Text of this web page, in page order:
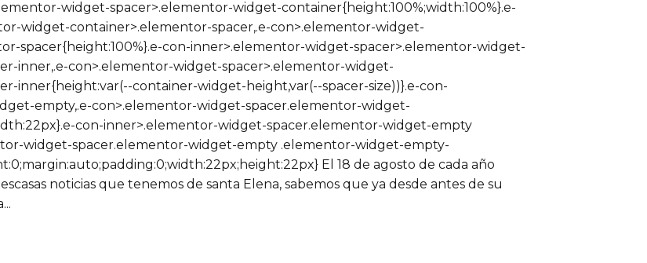
widget-spacer>.elementor-widget-container{height:100%;width:100%}.e-
widget-container>.elementor-spacer,.e-con>.elementor-widget-
spacer{height:100%}.e-con-inner>.elementor-widget-spacer>.elementor-widget-
inner,.e-con>.elementor-widget-spacer>.elementor-widget-
inner{height:var(--container-widget-height,var(--spacer-size))}.e-con-
empty,.e-con>.elementor-widget-spacer.elementor-widget-
con-inner>.elementor-widget-spacer.elementor-widget-empty
widget-spacer.elementor-widget-empty .elementor-widget-empty-
El 18 de agosto de cada año
noticias que tenemos de santa Elena, sabemos que ya desde antes de su